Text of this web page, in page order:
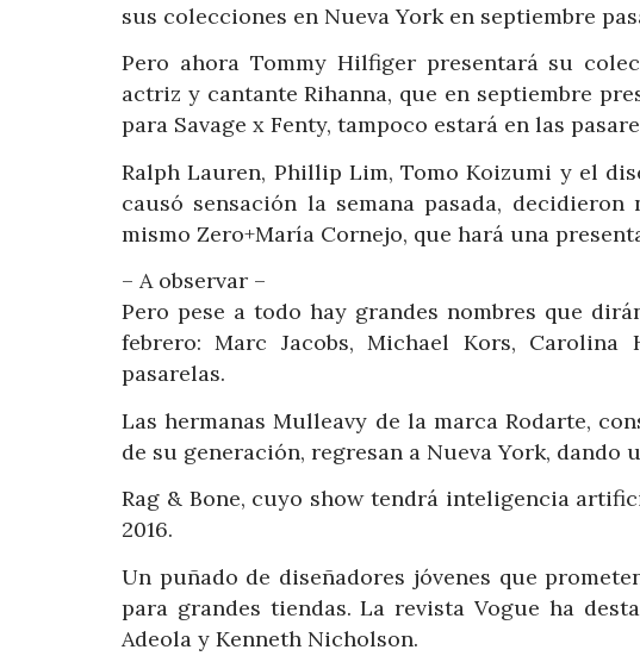
sus colecciones en Nueva York en septiembre
Pero ahora Tommy Hilfiger presentará su
actriz y cantante Rihanna, que en septiembre
para Savage x Fenty, tampoco estará en las
Ralph Lauren, Phillip Lim, Tomo Koizumi y el
causó sensación la semana pasada,
mismo Zero+María Cornejo, que hará una
– A observar –
Pero pese a todo hay grandes nombres que
febrero: Marc Jacobs, Michael Kors,
pasarelas.
Las hermanas Mulleavy de la marca Rodarte,
de su generación, regresan a Nueva York, dando
Rag & Bone, cuyo show tendrá inteligencia
2016.
Un puñado de diseñadores jóvenes que
para grandes tiendas. La revista Vogue ha
Adeola y Kenneth Nicholson.